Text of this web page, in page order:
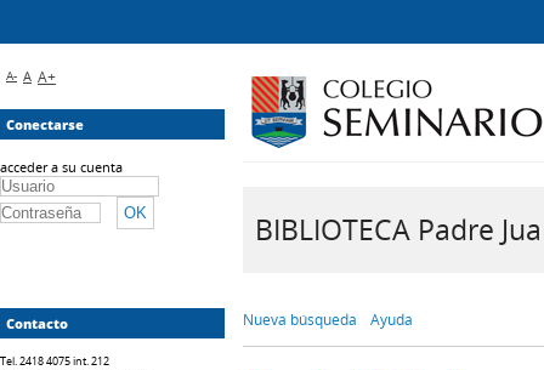
BIBLIOTECA Padre
Nueva búsqueda Ayuda
A- A A+
Conectarse
acceder a su cuenta
Contacto
Tel. 2418 4075 int. 212